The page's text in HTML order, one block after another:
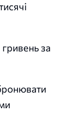
гривень за